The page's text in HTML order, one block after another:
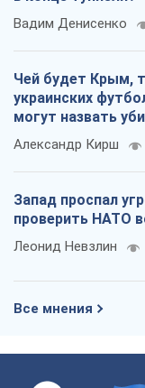
Вадим Денисенко
Чей будет Крым,
украинских
могут назвать
Александр Кирш
Запад проспал
проверить НАТО
Леонид Невзлин
Все мнения